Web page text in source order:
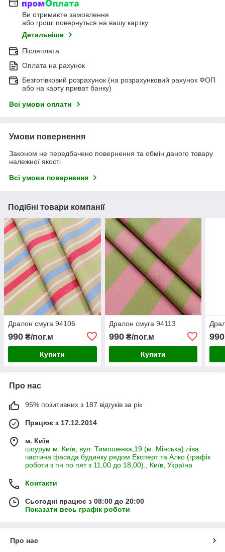
Ви отримаєте замовлення
або гроші повернуться на вашу картку
Детальніше
Післяплата
Оплата на рахунок
Безготівковий розрахунок (на розрахунковий рахунок ФОП
або на карту приват банку)
Всі умови оплати
Умови повернення
Законом не передбачено повернення та обмін даного товару
належної якості
Всі умови повернення
Подібні товари компанії
Дралон смуга 94106
990 ₴/пог.м
Купити
Дралон смуга 94113
990₴/пог.м
Купити
990
Про нас
95% позитивних з 187 відгуків за рік
Працює з 17.12.2014
м. Київ
шоурум м. Київ, вул. Тимошенка,19 (м. Мінська) ліва
частина фасада будинку рядом Експерт та Алко (графік
роботи з пн по пят з 11,00 до 18,00)., Київ, Україна
Контакти
Сьогодні працює з 08:00 до 20:00
Показати весь графік роботи
Про нас